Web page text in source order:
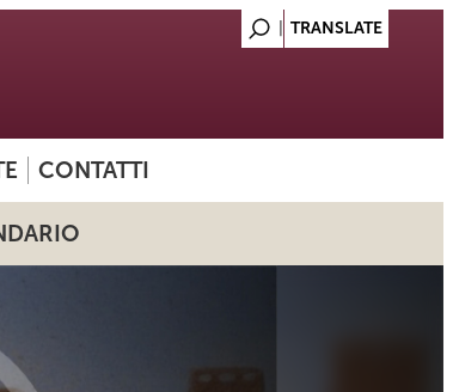
CONTATTI